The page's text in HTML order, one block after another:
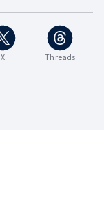
X Threads